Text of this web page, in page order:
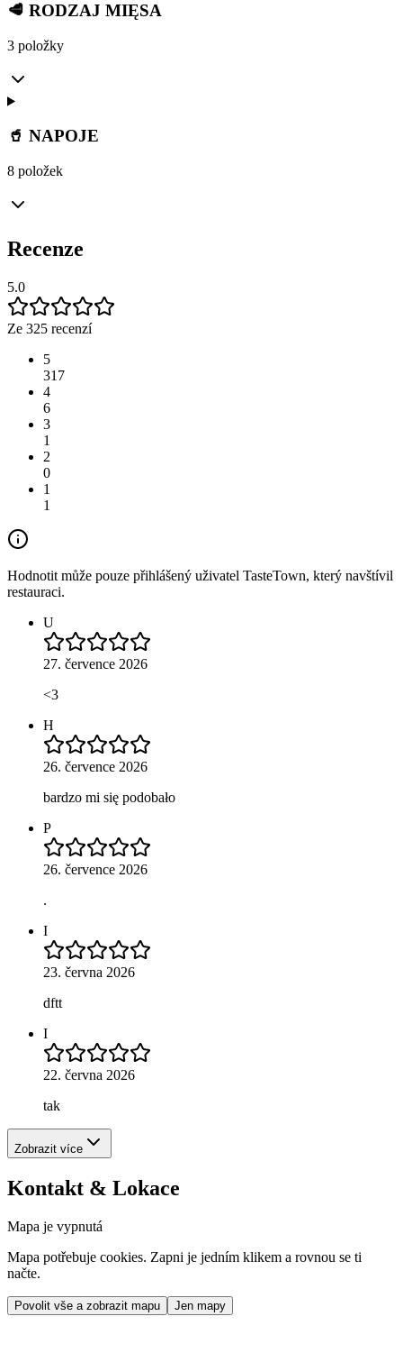
🥩 RODZAJ MIĘSA
3 položky
🥤 NAPOJE
8 položek
Recenze
5.0
Ze 325 recenzí
5
317
4
6
3
1
2
0
1
1
Hodnotit může pouze přihlášený uživatel TasteTown, který navštívil
restauraci.
U
27. července 2026
<3
H
26. července 2026
bardzo mi się podobało
P
26. července 2026
.
I
23. června 2026
dftt
I
22. června 2026
tak
Zobrazit více
Kontakt & Lokace
Mapa je vypnutá
Mapa potřebuje cookies. Zapni je jedním klikem a rovnou se ti
načte.
Povolit vše a zobrazit mapu Jen mapy